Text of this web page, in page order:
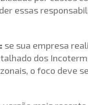
essas
se sua empresa
dos
o foco deve